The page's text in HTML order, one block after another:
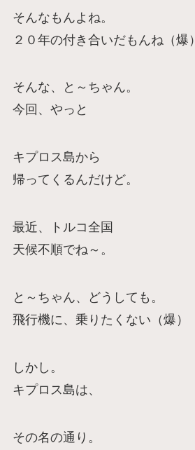
そんなもんよね。
２０年の付き合いだもんね（爆）
そんな、と～ちゃん。
今回、やっと
キプロス島から
帰ってくるんだけど。
最近、トルコ全国
天候不順でね～。
と～ちゃん、どうしても。
飛行機に、乗りたくない（爆）
しかし。
キプロス島は、
その名の通り。